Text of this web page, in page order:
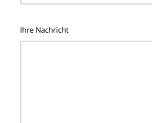
Ihre Nachricht